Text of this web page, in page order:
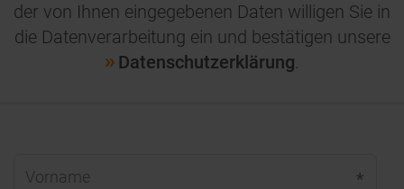
der von Ihnen eingegebenen Daten willigen Sie in
die Datenverarbeitung ein und bestätigen unsere
Datenschutzerklärung.
Vorname *